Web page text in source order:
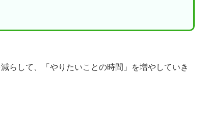
らして、「やりたいことの時間」を増やしていき